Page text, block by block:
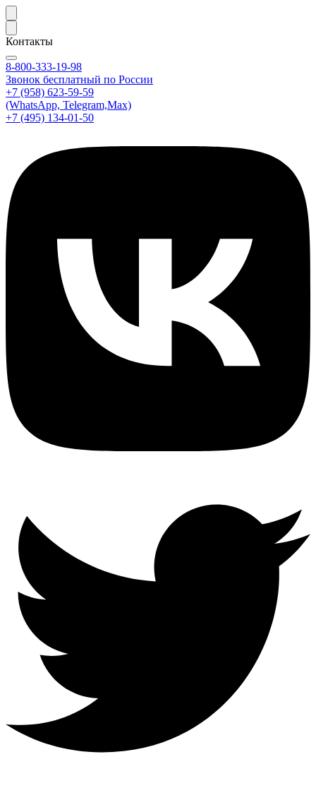
Контакты
8-800-333-19-98
Звонок бесплатный по России
+7 (958) 623-59-59
(WhatsApp, Telegram,Max)
+7 (495) 134-01-50